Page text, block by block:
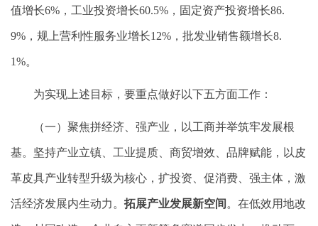
值增长6%，工业投资增长60.5%，固定资产投资增长86.
9%，规上营利性服务业增长12%，批发业销售额增长8.
1%。
为实现上述目标，要重点做好以下五方面工作：
（一）聚焦拼经济、强产业，以工商并举筑牢发展根
基。坚持产业立镇、工业提质、商贸增效、品牌赋能，以皮
革皮具产业转型升级为核心，扩投资、促消费、强主体，激
活经济发展内生动力。 拓展产业发展新空间 。在低效用地改